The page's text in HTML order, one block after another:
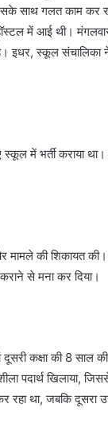
साथ गलत काम कर
में आई थी।
इधर, स्कूल संचालिका
में भर्ती कराया
मामले की शिकायत
से मना कर दिया।
कक्षा की 8 साल
पदार्थ खिलाया,
रहा था, जबकि दूसरा